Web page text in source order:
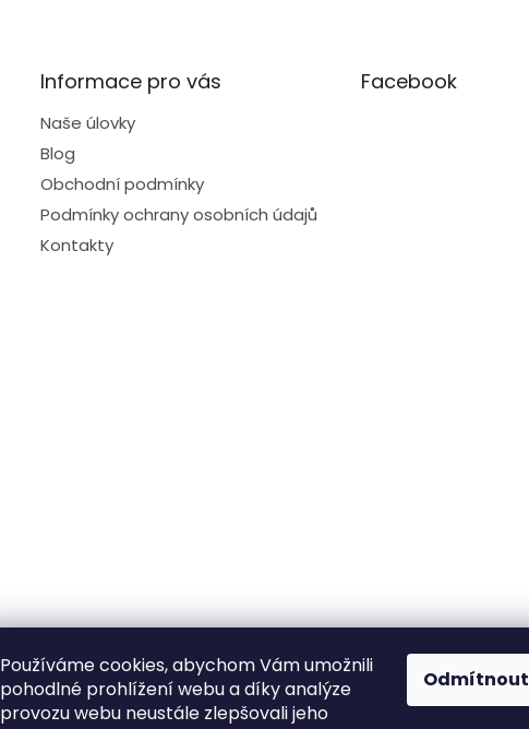
Používáme cookies, abychom Vám umožnili
pohodlné prohlížení webu a díky analýze
provozu webu neustále zlepšovali jeho
Odmítnout
Informace pro vás
Naše úlovky
Blog
Obchodní podmínky
Podmínky ochrany osobních údajů
Kontakty
Facebook